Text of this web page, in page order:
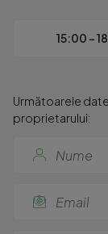
15:00 -
Următoarele
proprietarului: